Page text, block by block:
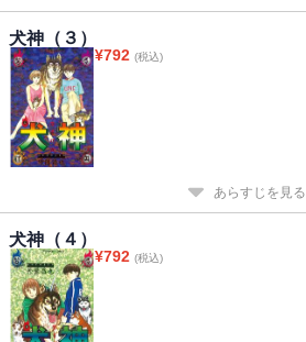
犬神（３）
¥792 (税込)
あらすじを見る
犬神（４）
¥792 (税込)